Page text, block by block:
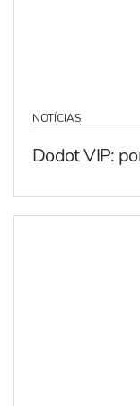
NOTÍCIAS
Dodot VIP: